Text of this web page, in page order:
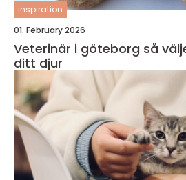
inspiration
01. February 2026
Veterinär i göteborg så väljer du rätt vård för
ditt djur